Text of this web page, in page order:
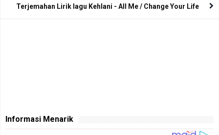
Terjemahan Lirik lagu Kehlani - All Me / Change Your Life
Informasi Menarik